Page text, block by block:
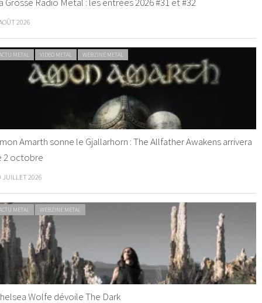
2026
METAL VIDEO METAL WEBZINE METAL
Amarth sonne le Gjallarhorn : The Allfather Awakens arrivera
2 octobre
JUILLET 2026
METAL WEBZINE METAL
Wolfe dévoile The Dark